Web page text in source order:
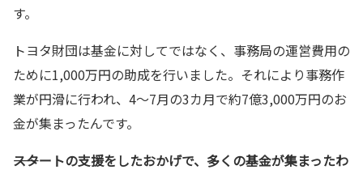
す。
トヨタ財団は基金に対してではなく、事務局の運営費用の
ために1,000万円の助成を行いました。それにより事務作
業が円滑に行われ、4～7月の3カ月で約7億3,000万円のお
金が集まったんです。
――スタートの支援をしたおかげで、多くの基金が集まったわ